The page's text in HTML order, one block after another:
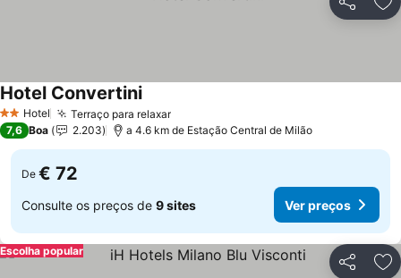
Partilhar
2 Estrelas
Hotel Terraço para relaxar
Hotel Convertini
7,6 Boa 2.203 a 4.6 km de Estação Central de Milão
De € 72
Consulte os preços de 9 sites Ver preços
Partilhar
Escolha popular